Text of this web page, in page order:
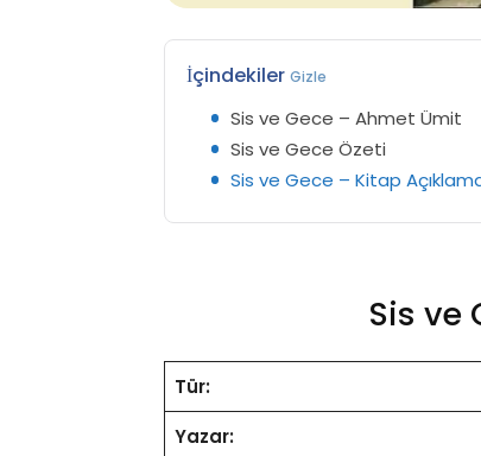
İçindekiler Gizle
Sis ve Gece – Ahmet Ümit
Sis ve Gece Özeti
Sis ve Gece – Kitap
Sis ve
Tür:
Yazar: